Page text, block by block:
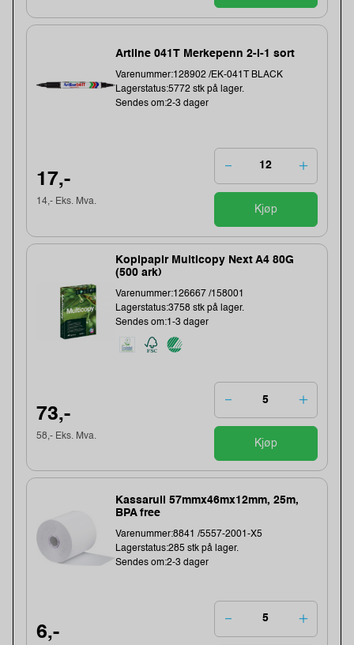
Artline 041T Merkepenn 2-i-1 sort
Varenummer:128902 /EK-041T BLACK
Lagerstatus:5772 stk på lager.
Sendes om:2-3 dager
17,-
14,- Eks. Mva.
Kjøp
Kopipapir Multicopy Next A4 80G
(500 ark)
Varenummer:126667 /158001
Lagerstatus:3758 stk på lager.
Sendes om:1-3 dager
73,-
58,- Eks. Mva.
Kjøp
Kassarull 57mmx46mx12mm, 25m,
BPA free
Varenummer:8841 /5557-2001-X5
Lagerstatus:285 stk på lager.
Sendes om:2-3 dager
6,-